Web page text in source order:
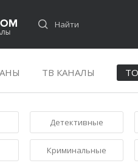
ТВ КАНАЛЫ
Детективные
Криминальные